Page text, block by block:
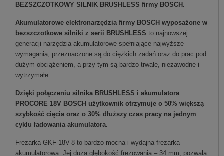
BEZSZCZOTKOWY SILNIK BRUSHLESS firmy BOSCH.
Akumulatorowe elektronarzędzia firmy BOSCH wyposażone w
bezszczotkowe silniki z serii BRUSHLESS to najnowszej
generacji narzędzia akumulatorowe spełniające najwyższe
wymagania, przeznaczone są do ciężkich zadań oraz do prac pod
dużym obciążeniem, a przy tym są bardzo trwałe, niezawodne i
wytrzymałe.
Dzięki połączeniu silnika BRUSHLESS i akumulatora
PROCORE 18V BOSCH użytkownik otrzymuje o 50% większą
szybkość cięcia oraz o 30% dłuższy czas pracy na jednym
cyklu ładowania akumulatora.
Frezarka GKF 18V-8 to bardzo mocna i wydajna frezarka
akumulatorowa. Jej duża głębokość frezowania – 34 mm, pozwala